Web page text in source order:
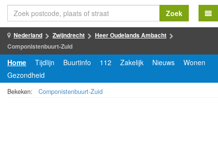
Zoek
Nederland Zwijndrecht
Heer Oudelands Ambacht
Componistenbuurt-Zuid
Home Tijdlijn Buurtinfo 112 Zakelijk Nieuws
Wonen
Gezondheid
Bekeken: Componistenbuurt-Zuid